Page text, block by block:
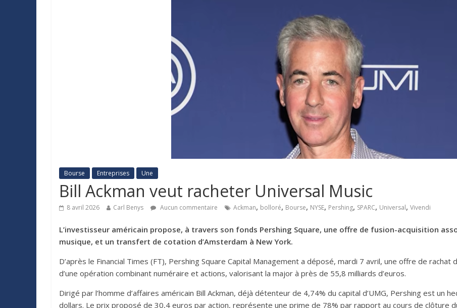
Bourse Entreprises Une
Bill Ackman veut racheter Universal Music
8 avril 2026 Carl Benys Aucun commentaire Ackman, bolloré, Bourse, NYSE, Pershing, SPARC, Universal, Vivendi
L’investisseur américain propose, à travers son fonds Pershing Square, une offre de fusion-acquisition
musique, et un transfert de cotation d’Amsterdam à New York.
D’après le Financial Times (FT), Pershing Square Capital Management a déposé, mardi 7 avril, une offre de rachat
d’une opération combinant numéraire et actions, valorisant la major à près de 55,8 milliards d’euros.
Dirigé par l’homme d’affaires américain Bill Ackman, déjà détenteur de 4,74% du capital d’UMG, Pershing est un
dollars. Le prix proposé de 30,4 euros par action, représente une prime de 78% par rapport au cours de clôture